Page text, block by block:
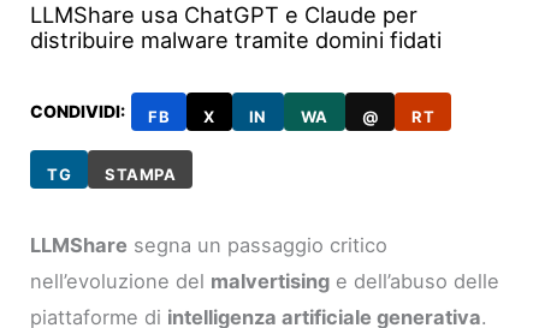
LLMShare usa ChatGPT e Claude per
distribuire malware tramite domini fidati
CONDIVIDI: FB X IN WA @ RT
TG STAMPA
LLMShare segna un passaggio critico
nell’evoluzione del malvertising e dell’abuso delle
piattaforme di intelligenza artificiale generativa.